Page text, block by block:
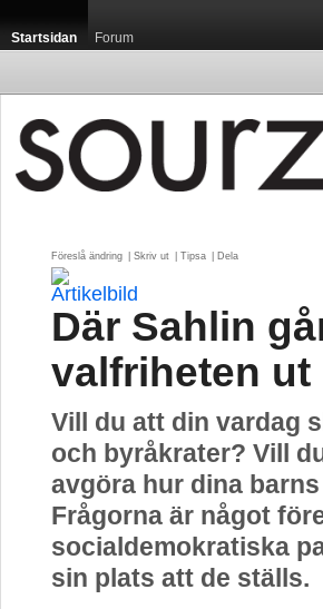
Startsidan Forum
Föreslå ändring Skriv ut Tipsa Dela
Där Sahlin
valfriheten ut
Vill du att din vardag
och byråkrater? Vill
avgöra hur dina
Frågorna är något
socialdemokratiska
sin plats att de ställs.